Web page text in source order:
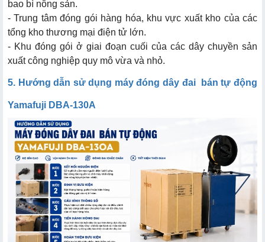
bao bì nông sản.
- Trung tâm đóng gói hàng hóa, khu vực xuất kho của các
tổng kho thương mại điện tử lớn.
- Khu đóng gói ở giai đoạn cuối của các dây chuyền sản
xuất công nghiệp quy mô vừa và nhỏ.
5. Hướng dẫn sử dụng máy đóng dây đai bán tự động
Yamafuji DBA-130A